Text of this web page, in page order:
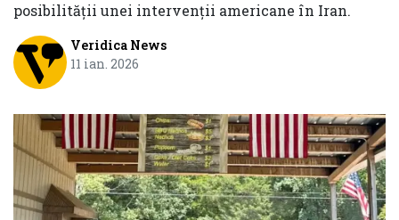
posibilității unei intervenții americane în Iran.
Veridica News
11 ian. 2026